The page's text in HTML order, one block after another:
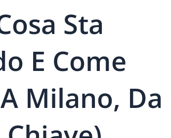
Sta
E Come
Milano, Da